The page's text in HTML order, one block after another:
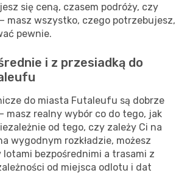
się ceną, czasem podróży, czy
masz wszystko, czego potrzebujesz,
pewnie.
i z przesiadką do
do miasta Futaleufu są dobrze
masz realny wybór co do tego, jak
od tego, czy zależy Ci na
wygodnym rozkładzie, możesz
bezpośrednimi a trasami z
od miejsca odlotu i dat